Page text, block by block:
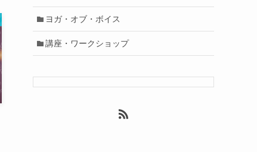
ヨガ・オブ・ボイス
講座・ワークショップ